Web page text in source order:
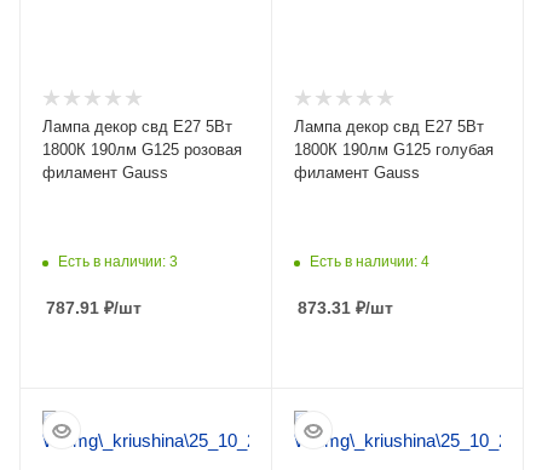
Лампа декор свд Е27 5Вт
1800К 190лм G125 розовая
филамент Gauss
Есть в наличии: 3
787.91 ₽/шт
Лампа декор свд Е27 5Вт
1800К 190лм G125 голубая
филамент Gauss
Есть в наличии: 4
873.31 ₽/шт